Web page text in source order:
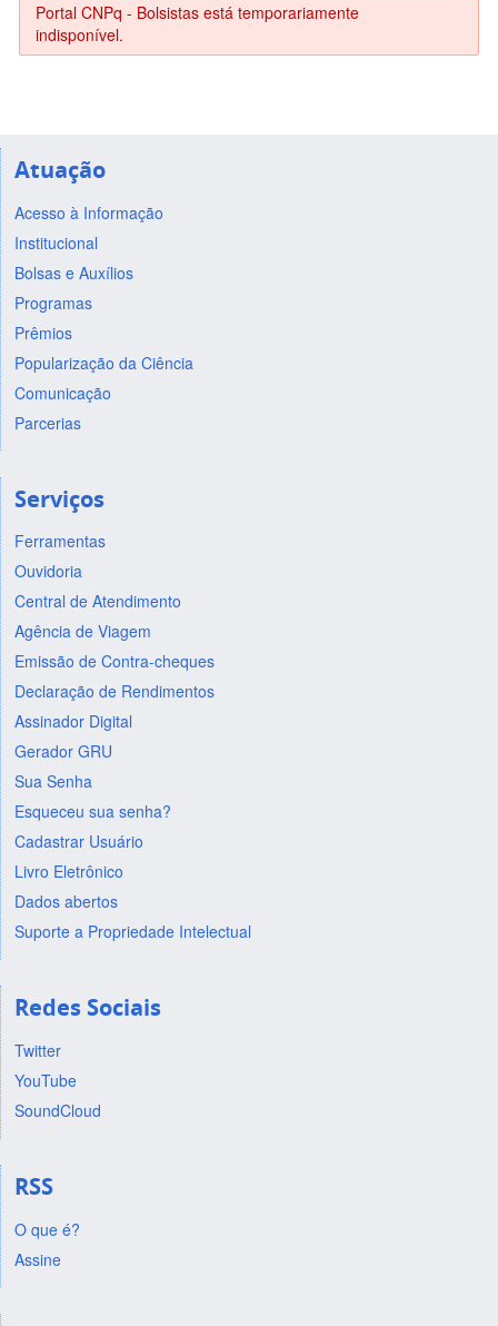
Portal CNPq - Bolsistas está temporariamente
indisponível.
Atuação
Acesso à Informação
Institucional
Bolsas e Auxílios
Programas
Prêmios
Popularização da Ciência
Comunicação
Parcerias
Serviços
Ferramentas
Ouvidoria
Central de Atendimento
Agência de Viagem
Emissão de Contra-cheques
Declaração de Rendimentos
Assinador Digital
Gerador GRU
Sua Senha
Esqueceu sua senha?
Cadastrar Usuário
Livro Eletrônico
Dados abertos
Suporte a Propriedade Intelectual
Redes Sociais
Twitter
YouTube
SoundCloud
RSS
O que é?
Assine